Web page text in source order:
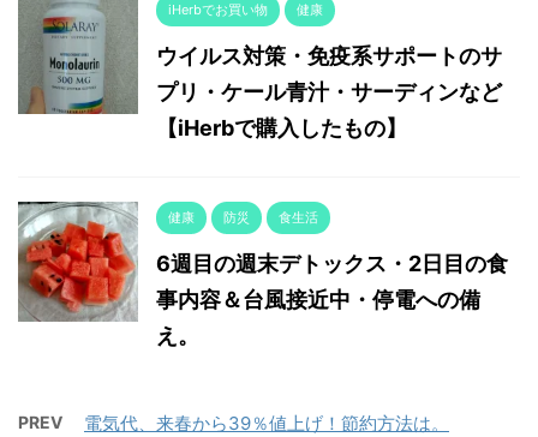
iHerbでお買い物 健康
ウイルス対策・免疫系サポートのサ
プリ・ケール青汁・サーディンなど
【iHerbで購入したもの】
健康 防災 食生活
6週目の週末デトックス・2日目の食
事内容＆台風接近中・停電への備
え。
PREV 電気代、来春から39％値上げ！節約方法は。